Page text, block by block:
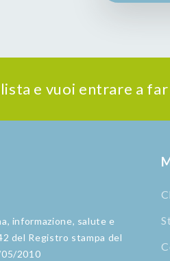
e vuoi entrare a
informazione, salute e
del Registro stampa del
2010